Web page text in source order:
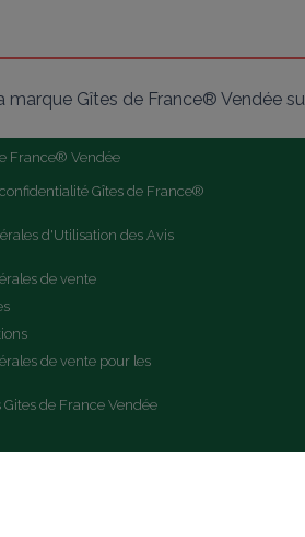
marque Gîtes de France® Vendée
France® Vendée
Gîtes de France®
d'Utilisation des Avis
de vente
de vente pour les
Gites de France Vendée